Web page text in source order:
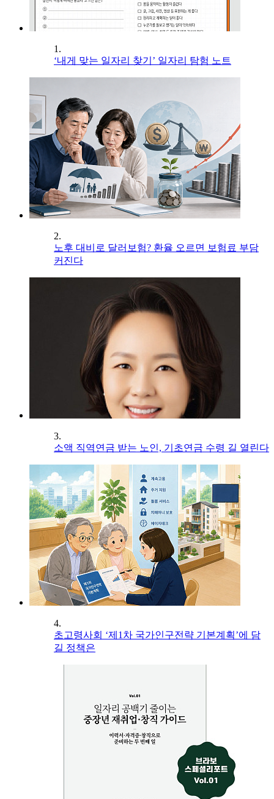
1.
‘내게 맞는 일자리 찾기’ 일자리 탐험 노트
2.
노후 대비로 달러보험? 환율 오르면 보험료 부담
커진다
3.
소액 직역연금 받는 노인, 기초연금 수령 길 열린다
4.
초고령사회 ‘제1차 국가인구전략 기본계획’에 담
길 정책은